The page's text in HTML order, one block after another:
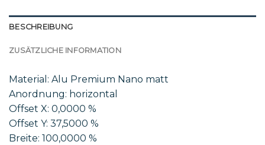
BESCHREIBUNG
ZUSÄTZLICHE INFORMATION
Material: Alu Premium Nano matt
Anordnung: horizontal
Offset X: 0,0000 %
Offset Y: 37,5000 %
Breite: 100,0000 %